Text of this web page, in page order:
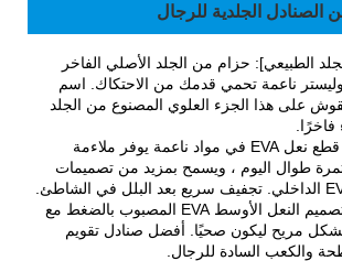
الجلدية للرجال
الطبيعي]: حزام من الجلد الأصلي الفاخر
ناعمة تحمي قدمك من الاحتكاك. اسم
على هذا الجزء العلوي المصنوع من الجلد
[وسادة قدم ناعمة]: قطع نعل EVA في مواد ناعمة يوفر ملاءمة
طوال اليوم ، ويسمح بمزيد من تصميمات
[دعامة القوس]: تم تصميم النعل الأوسط EVA المصبوب بالضغط مع
مريح ليكون صحيًا. أفضل صنادل تقويم
والكعب السادة للرجال.